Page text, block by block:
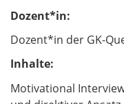
Dozent*in:
Dozent*in der GK-
Inhalte:
Motivational